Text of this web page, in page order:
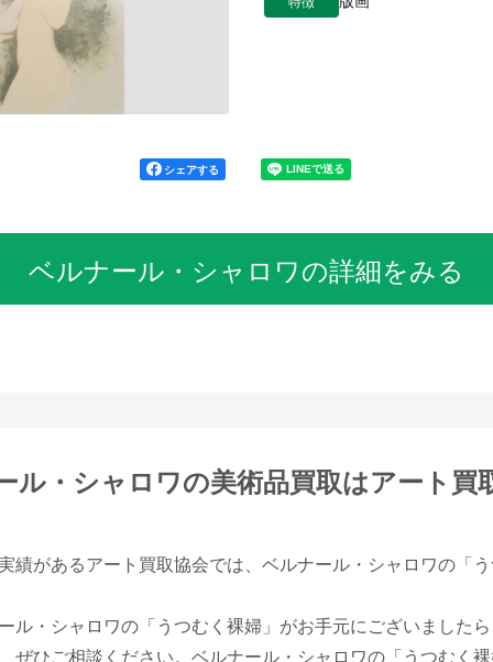
シェアする
ベルナール・シャロワの詳細をみる
ル・シャロワの美術品買取はアート買
績があるアート買取協会では、ベルナール・シャロワの「
ル・シャロワの「うつむく裸婦」がお手元にございました
ぜひご相談ください。ベルナール・シャロワの「うつむく